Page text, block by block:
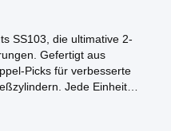
SS103, die ultimative 2-
Gefertigt aus
Picks für verbesserte
Jede Einheit
Besuchen Sie